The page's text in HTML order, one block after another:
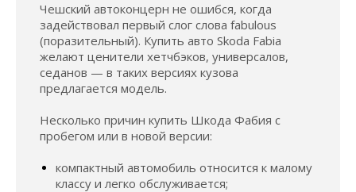
Чешский автоконцерн не ошибся, когда
задействовал первый слог слова fabulous
(поразительный). Купить авто Skoda Fabia
желают ценители хетчбэков, универсалов,
седанов — в таких версиях кузова
предлагается модель.
Несколько причин купить Шкода Фабия с
пробегом или в новой версии:
компактный автомобиль относится к малому
классу и легко обслуживается;